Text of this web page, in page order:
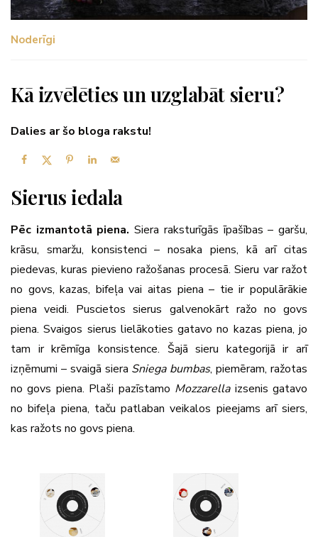
Noderīgi
Kā izvēlēties un uzglabāt sieru?
Dalies ar šo bloga rakstu!
Sierus iedala
Pēc izmantotā piena.Siera raksturīgās īpašības – garšu,
krāsu, smaržu, konsistenci – nosaka piens, kā arī citas
piedevas, kuras pievieno ražošanas procesā. Sieru var ražot
no govs, kazas, bifeļa vai aitas piena – tie ir populārākie
piena veidi. Puscietos sierus galvenokārt ražo no govs
piena. Svaigos sierus lielākoties gatavo no kazas piena, jo
tam ir krēmīga konsistence. Šajā sieru kategorijā ir arī
izņēmumi – svaigā siera Sniega bumbas, piemēram, ražotas
no govs piena. Plaši pazīstamo Mozzarellaizsenis gatavo
no bifeļa piena, taču patlaban veikalos pieejams arī siers,
kas ražots no govs piena.